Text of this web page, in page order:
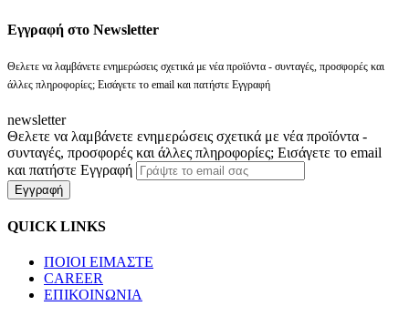
Eγγραφή στο Newsletter
Θελετε να λαμβάνετε ενημερώσεις σχετικά με νέα προϊόντα - συνταγές, προσφορές και
άλλες πληροφορίες; Εισάγετε το email και πατήστε Εγγραφή
newsletter
Θελετε να λαμβάνετε ενημερώσεις σχετικά με νέα προϊόντα -
συνταγές, προσφορές και άλλες πληροφορίες; Εισάγετε το email
και πατήστε Εγγραφή
Εγγραφή
QUICK LINKS
ΠΟΙΟΙ ΕΙΜΑΣΤΕ
CAREER
ΕΠΙΚΟΙΝΩΝΙΑ